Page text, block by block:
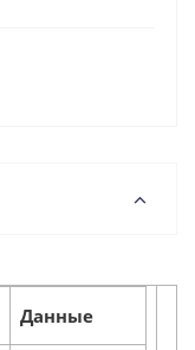
Данные